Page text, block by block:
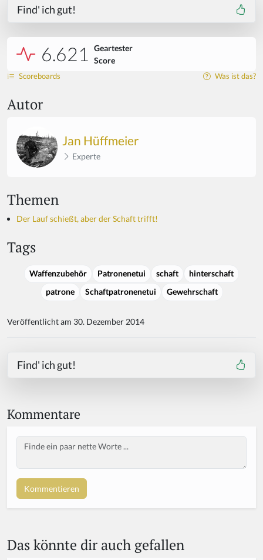
Find' ich gut!
6.621 Geartester
Score
Scoreboards Was ist das?
Autor
Jan Hüffmeier
Experte
Themen
Der Lauf schießt, aber der Schaft trifft!
Tags
Waffenzubehör Patronenetui schaft
hinterschaft
patrone
Schaftpatronenetui Gewehrschaft
Veröffentlicht am 30. Dezember 2014
Find' ich gut!
Kommentare
o
u
h
u
Body
Das könnte dir auch gefallen